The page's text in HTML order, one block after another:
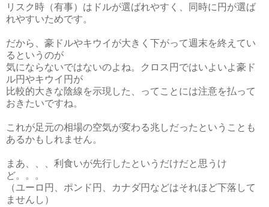
リスク時（有事）はドルが選ばれやすく、同時に円が選ば
れやすいためです。
だから、豪ドルやキウイが大きく下がって週末を終えてい
るというのが
気にならないではないのよね。クロス円ではいよいよ豪ド
ル円やキウイ円が
比較的大きな陰線を示現した、ってことには注意を払って
おきたいですね。
これが足元の相場の空気が変わる兆しだったということも
あるかもしれません。
まあ、、、利食いが先行したというだけだと思うけ
ど。。。
（ユーロ円、ポンド円、カナダ円などはそれほど下落して
ませんし）